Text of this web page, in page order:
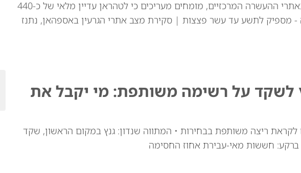
למרות התקיפות האמריקאיות באתרי ההעשרה המרכזיים, מומחים מעריכים כי לטהראן עדיין מלאי של כ-440
- מספיק לתשע עד עשר פצצות | סקירת מצב אתרי הגרעין באספהאן, נתנז
לשקד על רשימה משותפת: מי יקבל את
לקראת ריצה משותפת בבחירות • המתווה שנדון: גנץ במקום הראשון, שקד
חששות מאי-עבירת אחוז החסימה